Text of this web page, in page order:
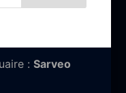
:Sarveo